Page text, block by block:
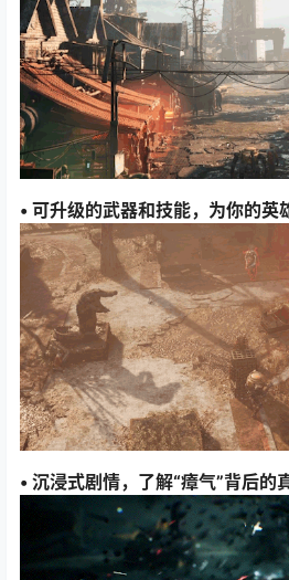
• 可升级的武器和技能，为你的英
• 沉浸式剧情，了解“瘴气”背后的